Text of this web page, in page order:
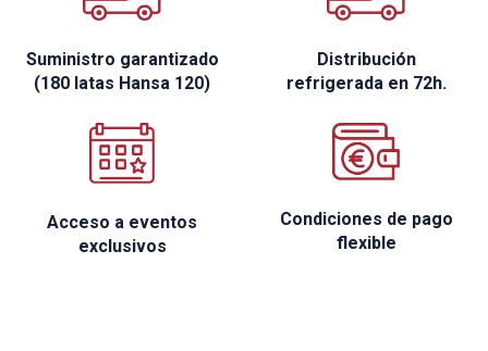
Suministro garantizado
(180 latas Hansa 120)
Distribución
refrigerada en 72h.
Acceso a eventos
exclusivos
Condiciones de pago
flexible